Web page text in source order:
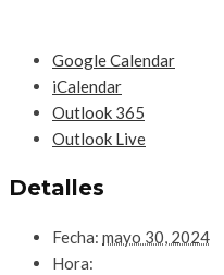
Google Calendar
iCalendar
Outlook 365
Outlook Live
Detalles
Fecha: mayo 30, 2024
Hora: